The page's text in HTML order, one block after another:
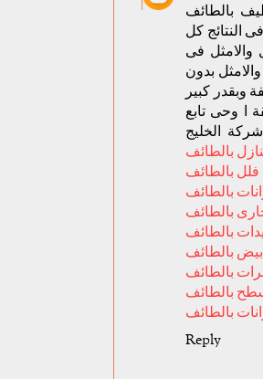
بالطائف
النتائج كل
والامثل فى
بدون
وبقدر كبير
ا وحى تابع
الخليج
بالطائف
بالطائف
بالطائف
بالطائف
بالطائف
بالطائف
بالطائف
بالطائف
بالطائف
Reply